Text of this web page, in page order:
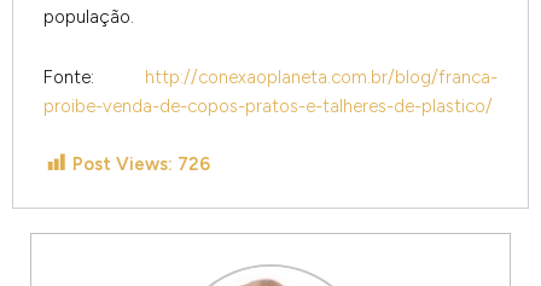
população.
Fonte: http://conexaoplaneta.com.br/blog/franca-
proibe-venda-de-copos-pratos-e-talheres-de-plastico/
Post Views: 726